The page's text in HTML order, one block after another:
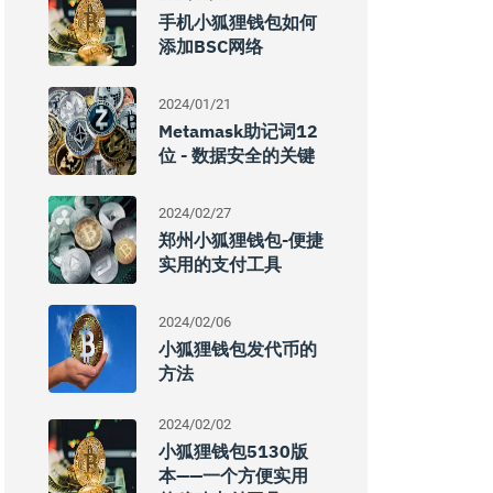
手机小狐狸钱包如何
添加BSC网络
2024/01/21
Metamask助记词12
位 - 数据安全的关键
2024/02/27
郑州小狐狸钱包-便捷
实用的支付工具
2024/02/06
小狐狸钱包发代币的
方法
2024/02/02
小狐狸钱包5130版
本——一个方便实用